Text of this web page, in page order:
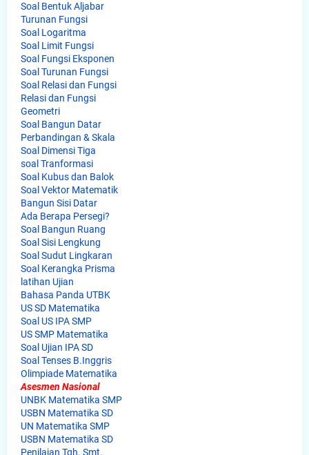
Soal Bentuk Aljabar
Turunan Fungsi
Soal Logaritma
Soal Limit Fungsi
Soal Fungsi Eksponen
Soal Turunan Fungsi
Soal Relasi dan Fungsi
Relasi dan Fungsi
Geometri
Soal Bangun Datar
Perbandingan & Skala
Soal Dimensi Tiga
soal Tranformasi
Soal Kubus dan Balok
Soal Vektor Matematik
Bangun Sisi Datar
Ada Berapa Persegi?
Soal Bangun Ruang
Soal Sisi Lengkung
Soal Sudut Lingkaran
Soal Kerangka Prisma
latihan Ujian
Bahasa Panda UTBK
US SD Matematika
Soal US IPA SMP
US SMP Matematika
Soal Ujian IPA SD
Soal Tenses B.Inggris
Olimpiade Matematika
Asesmen Nasional
UNBK Matematika SMP
USBN Matematika SD
UN Matematika SMP
USBN Matematika SD
Penilaian Tgh. Smt.